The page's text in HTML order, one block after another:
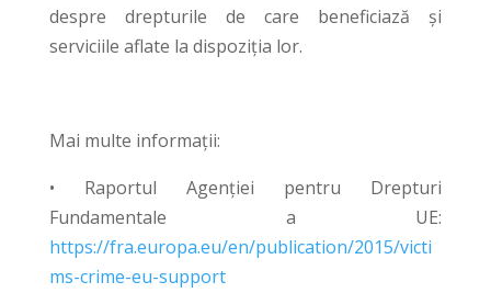
despre drepturile de care beneficiază și
serviciile aflate la dispoziția lor.
Mai multe informații:
• Raportul Agenției pentru Drepturi
Fundamentale a UE:
https://fra.europa.eu/en/publication/2015/victi
ms-crime-eu-support